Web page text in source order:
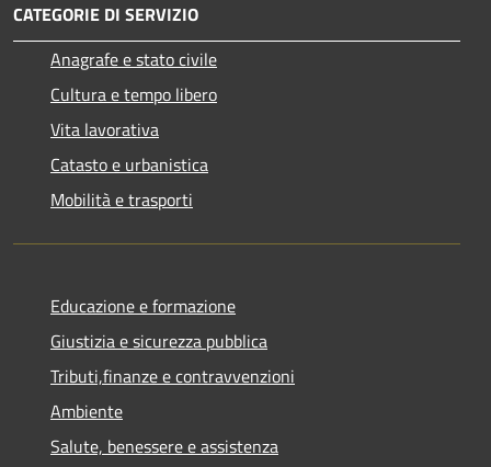
CATEGORIE DI SERVIZIO
Anagrafe e stato civile
Cultura e tempo libero
Vita lavorativa
Catasto e urbanistica
Mobilità e trasporti
Educazione e formazione
Giustizia e sicurezza pubblica
Tributi,finanze e contravvenzioni
Ambiente
Salute, benessere e assistenza